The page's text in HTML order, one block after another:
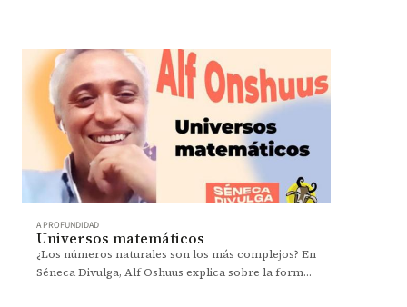
A PROFUNDIDAD
Universos matemáticos
¿Los números naturales son los más complejos? En
Séneca Divulga, Alf Oshuus explica sobre la forma